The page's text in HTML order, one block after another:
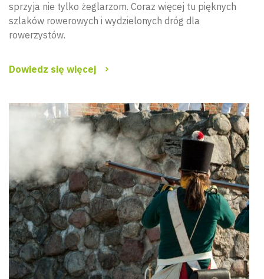
sprzyja nie tylko żeglarzom. Coraz więcej tu pięknych
szlaków rowerowych i wydzielonych dróg dla
rowerzystów.
Dowiedz się więcej